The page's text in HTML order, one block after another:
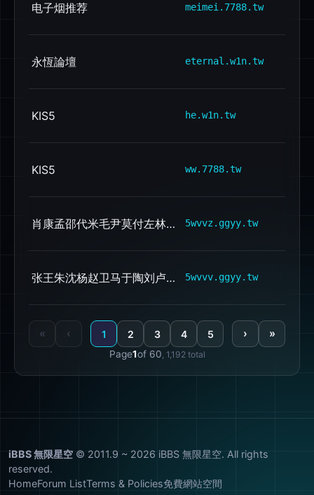
电子烟推荐 meimei.7788.tw
永恆論壇 eternal.w1n.tw
KIS5 he.w1n.tw
KIS5 ww.7788.tw
肖康孟邵代米毛尹莫付左林纪崔梁杜贾向田冯钟周高石窦熊夏柴侯 5wvvz.ggyy.tw
张王朱沈杨赵卫马于陶刘卢曹孙徐饶何吕谢孔姚桑束牟皮彭任赖丁郭 5wvvv.ggyy.tw
« ‹ 1 2 3 4 5 › »
Page1of 60, 1,192 total
iBBS 無限星空 © 2011.9 ~ 2026 iBBS 無限星空. All rights
reserved.
HomeForum ListTerms & Policies免費網站空間